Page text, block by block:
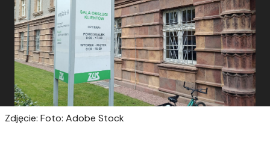
Zdjęcie: Foto: Adobe Stock